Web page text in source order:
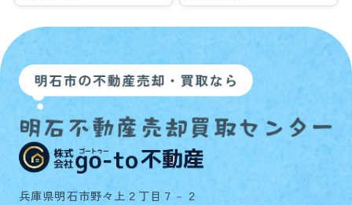
兵庫県明石市野々上２丁目７－２